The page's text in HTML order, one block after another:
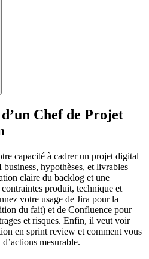
Chef de Projet
capacité à cadrer un projet digital
hypothèses, et livrables
claire du backlog et une
produit, technique et
votre usage de Jira pour la
du fait) et de Confluence pour
et risques. Enfin, il veut voir
en sprint review et comment vous
mesurable.